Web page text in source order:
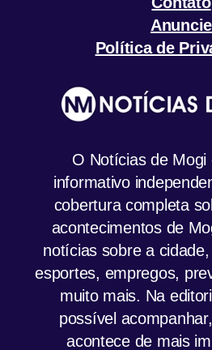
Anuncie
Política de
O Notícias de Mogi
informativo
cobertura completa
acontecimentos de
notícias sobre a
esportes, empregos,
muito mais. Na
possível
acontece de mais